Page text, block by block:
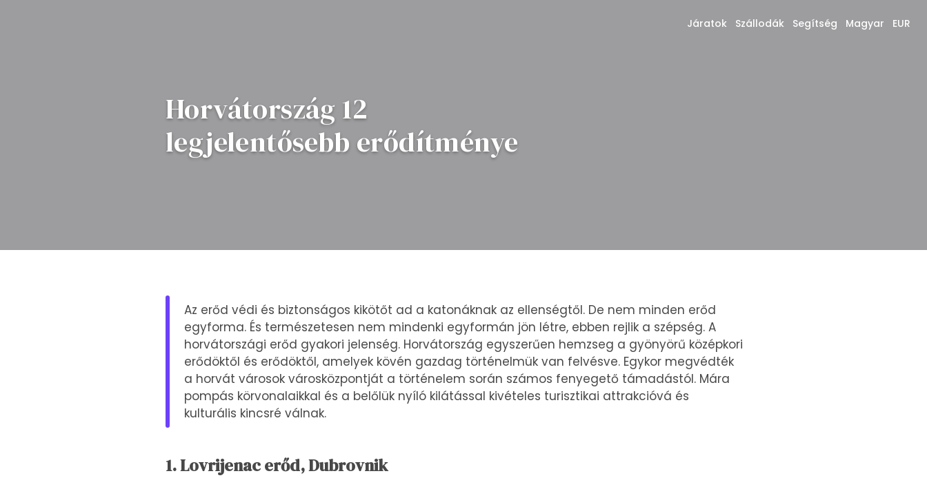
Járatok Szállodák Segítség Magyar EUR
Horvátország 12
legjelentősebb erődítménye
Az erőd védi és biztonságos kikötőt ad a katonáknak az ellenségtől. De nem minden erőd
egyforma. És természetesen nem mindenki egyformán jön létre, ebben rejlik a szépség. A
horvátországi erőd gyakori jelenség. Horvátország egyszerűen hemzseg a gyönyörű középkori
erődöktől és erődöktől, amelyek kövén gazdag történelmük van felvésve. Egykor megvédték
a horvát városok városközpontját a történelem során számos fenyegető támadástól. Mára
pompás körvonalaikkal és a belőlük nyíló kilátással kivételes turisztikai attrakcióvá és
kulturális kincsré válnak.
1. Lovrijenac erőd, Dubrovnik